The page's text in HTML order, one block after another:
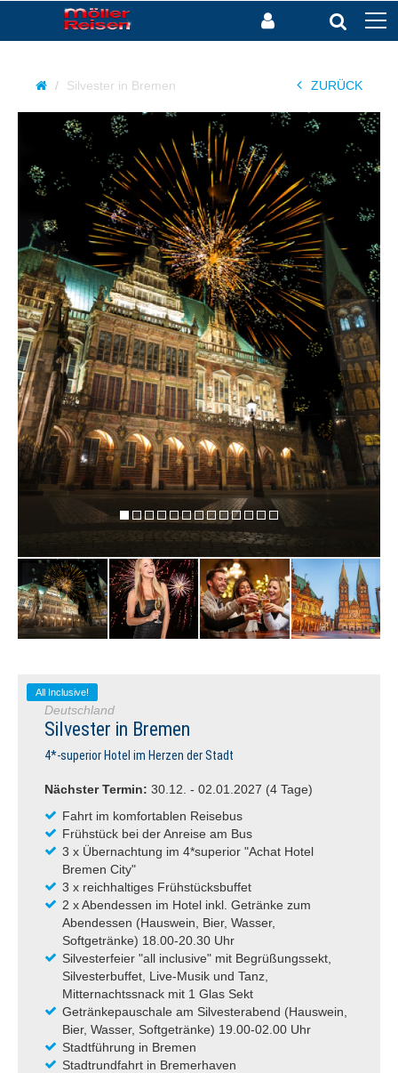
Silvester in Bremen ZURÜCK
All Inclusive!
Deutschland
Silvester in Bremen
4*-superior Hotel im Herzen der Stadt
Nächster Termin: 30.12. - 02.01.2027 (4 Tage)
Fahrt im komfortablen Reisebus
Frühstück bei der Anreise am Bus
3 x Übernachtung im 4*superior "Achat Hotel
Bremen City"
3 x reichhaltiges Frühstücksbuffet
2 x Abendessen im Hotel inkl. Getränke zum
Abendessen (Hauswein, Bier, Wasser,
Softgetränke) 18.00-20.30 Uhr
Silvesterfeier "all inclusive" mit Begrüßungssekt,
Silvesterbuffet, Live-Musik und Tanz,
Mitternachtssnack mit 1 Glas Sekt
Getränkepauschale am Silvesterabend (Hauswein,
Bier, Wasser, Softgetränke) 19.00-02.00 Uhr
Stadtführung in Bremen
Stadtrundfahrt in Bremerhaven